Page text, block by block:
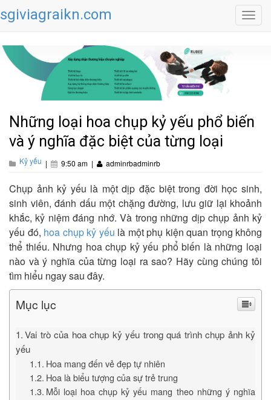
sgiviagraikn.com
Những loại hoa chụp kỷ yếu phổ biến
và ý nghĩa đặc biệt của từng loại
Kỷ yếu | 9:50 am | adminrbadminrb
Chụp ảnh kỷ yếu là một dịp đặc biệt trong đời học sinh,
sinh viên, đánh dấu một chặng đường, lưu giữ lại khoảnh
khắc, kỷ niệm đáng nhớ. Và trong những dịp chụp ảnh kỷ
yếu đó, hoa chụp kỷ yếu là một phụ kiện quan trọng không
thể thiếu. Nhưng hoa chụp kỷ yếu phổ biến là những loại
nào và ý nghĩa của từng loại ra sao? Hãy cùng chúng tôi
tìm hiểu ngay sau đây.
Mục lục
Vai trò của hoa chụp kỷ yếu trong quá trình chụp ảnh kỷ
yếu
Hoa mang đến vẻ đẹp tự nhiên
Hoa là biểu tượng của sự trẻ trung
Mỗi loại hoa chụp kỷ yếu mang theo những ý nghĩa